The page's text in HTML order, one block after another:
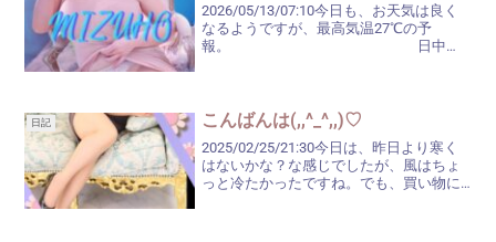
2026/05/13/07:10今日も、お天気は良く
なるようですが、最高気温27℃の予
報。 日中
今年...
日記 こんばんは(,,^_^,,)♡
2025/02/25/21:30今日は、昨日より寒く
はないかな？な感じでしたが、風はちょ
っと冷たかったですね。でも、買い物に